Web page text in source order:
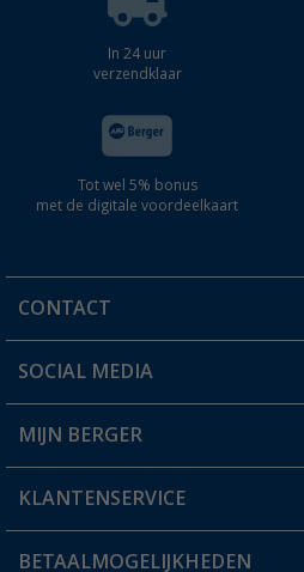
In 24 uur
verzendklaar
Tot wel 5% bonus
met de digitale voordeelkaart
CONTACT
Een vraag?
Winkel vinden
SOCIAL MEDIA
MIJN BERGER
Mijn account
Status bestelling
KLANTENSERVICE
FAQ & Contact
BETAALMOGELIJKHEDEN